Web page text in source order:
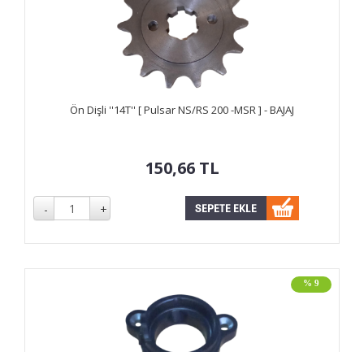
Ön Dişli ''14T'' [ Pulsar NS/RS 200 -MSR ] - BAJAJ
150,66 TL
% 9